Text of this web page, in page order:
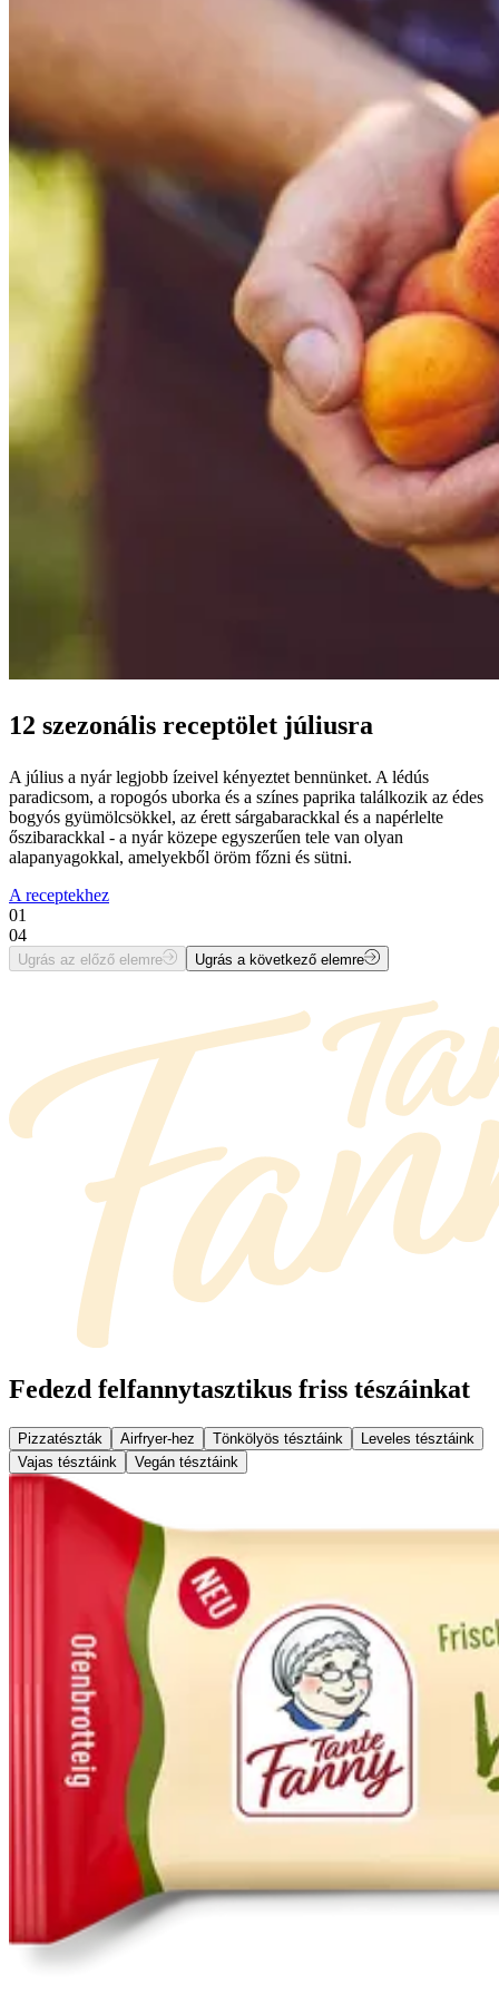
12 szezonális receptölet júliusra
A július a nyár legjobb ízeivel kényeztet bennünket. A lédús
paradicsom, a ropogós uborka és a színes paprika találkozik az édes
bogyós gyümölcsökkel, az érett sárgabarackkal és a napérlelte
őszibarackkal - a nyár közepe egyszerűen tele van olyan
alapanyagokkal, amelyekből öröm főzni és sütni.
A receptekhez
01
04
Ugrás az előző elemre Ugrás a következő elemre
Fedezd felfannytasztikus friss tészáinkat
Pizzatészták Airfryer-hez Tönkölyös tésztáink
Leveles tésztáink
Vajas tésztáink
Vegán tésztáink